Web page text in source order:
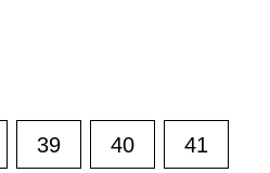
39 40 41